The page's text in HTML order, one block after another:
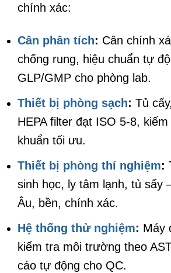
chính xác:
Cân phân tích: Cân chính
chống rung, hiệu chuẩn tự
GLP/GMP cho phòng lab.
Thiết bị phòng sạch: Tủ
HEPA filter đạt ISO 5-8,
khuẩn tối ưu.
Thiết bị phòng thí nghiệm:
sinh học, ly tâm lạnh, tủ sấy
Âu, bền, chính xác.
Hệ thống thử nghiệm: Máy
kiểm tra môi trường theo
cáo tự động cho QC.